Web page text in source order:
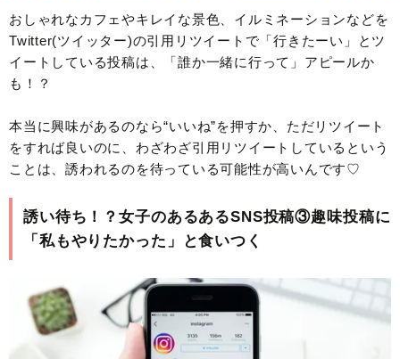
おしゃれなカフェやキレイな景色、イルミネーションなどを
Twitter(ツイッター)の引用リツイートで「行きたーい」とツ
イートしている投稿は、「誰か一緒に行って」アピールか
も！？
本当に興味があるのなら“いいね”を押すか、ただリツイート
をすれば良いのに、わざわざ引用リツイートしているという
ことは、誘われるのを待っている可能性が高いんです♡
誘い待ち！？女子のあるあるSNS投稿③趣味投稿に
「私もやりたかった」と食いつく